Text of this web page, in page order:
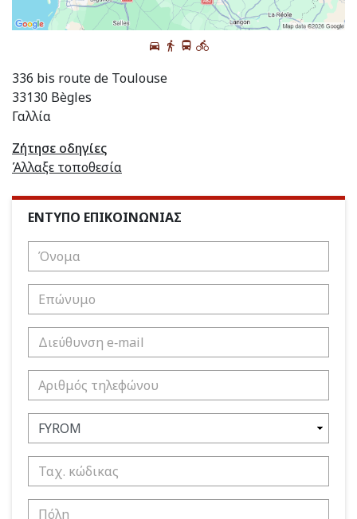
336 bis route de Toulouse
33130 Bègles
Γαλλία
Ζήτησε οδηγίες
Άλλαξε τοποθεσία
ΕΝΤΥΠΟ ΕΠΙΚΟΙΝΩΝΙΑΣ